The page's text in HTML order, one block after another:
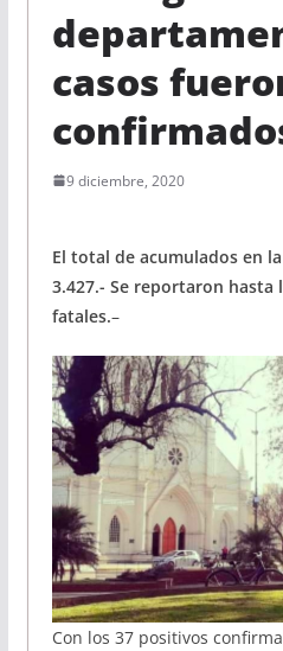
casos
9 diciembre, 2020
El total de acumulados en
3.427.- Se reportaron hasta
fatales.–
Con los 37 positivos